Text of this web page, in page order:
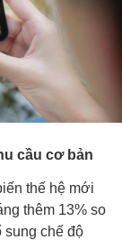
cầu cơ bản
thế hệ mới
thêm 13% so
sung chế độ